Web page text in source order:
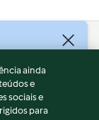
ainda
e
sociais e
para